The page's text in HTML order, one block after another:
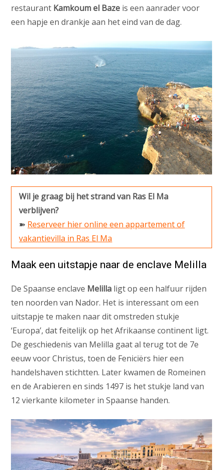
restaurant Kamkoum el Baze is een aanrader voor
een hapje en drankje aan het eind van de dag.
Wil je graag bij het strand van Ras El Ma
verblijven?
➽ Reserveer hier online een appartement of
vakantievilla in Ras El Ma
Maak een uitstapje naar de enclave Melilla
De Spaanse enclave Melilla ligt op een halfuur rijden
ten noorden van Nador. Het is interessant om een
uitstapje te maken naar dit omstreden stukje
‘Europa’, dat feitelijk op het Afrikaanse continent ligt.
De geschiedenis van Melilla gaat al terug tot de 7e
eeuw voor Christus, toen de Feniciërs hier een
handelshaven stichtten. Later kwamen de Romeinen
en de Arabieren en sinds 1497 is het stukje land van
12 vierkante kilometer in Spaanse handen.